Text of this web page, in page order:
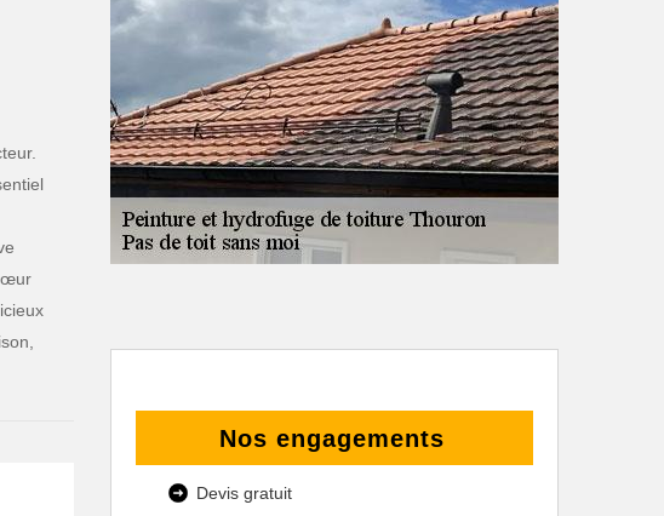
Nos engagements
Devis gratuit